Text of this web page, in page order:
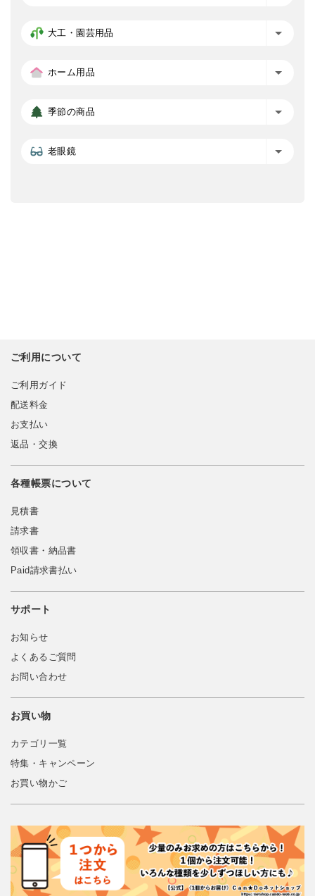
大工・園芸用品
ホーム用品
季節の商品
老眼鏡
ご利用について
ご利用ガイド
配送料金
お支払い
返品・交換
各種帳票について
見積書
請求書
領収書・納品書
Paid請求書払い
サポート
お知らせ
よくあるご質問
お問い合わせ
お買い物
カテゴリ一覧
特集・キャンペーン
お買い物かご